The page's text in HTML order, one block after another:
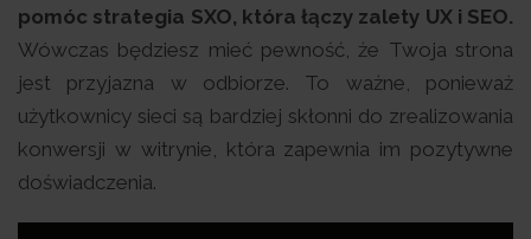
pomóc strategia SXO, która łączy zalety UX i SEO.
Wówczas będziesz mieć pewność, że Twoja strona
jest przyjazna w odbiorze. To ważne, ponieważ
użytkownicy sieci są bardziej skłonni do zrealizowania
konwersji w witrynie, która zapewnia im pozytywne
doświadczenia.